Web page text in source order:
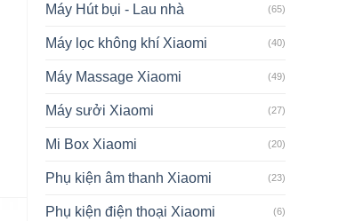
Máy Hút bụi - Lau nhà (65)
Máy lọc không khí Xiaomi (40)
Máy Massage Xiaomi (49)
Máy sưởi Xiaomi (27)
Mi Box Xiaomi (20)
Phụ kiện âm thanh Xiaomi (23)
Phụ kiện điện thoại Xiaomi (6)